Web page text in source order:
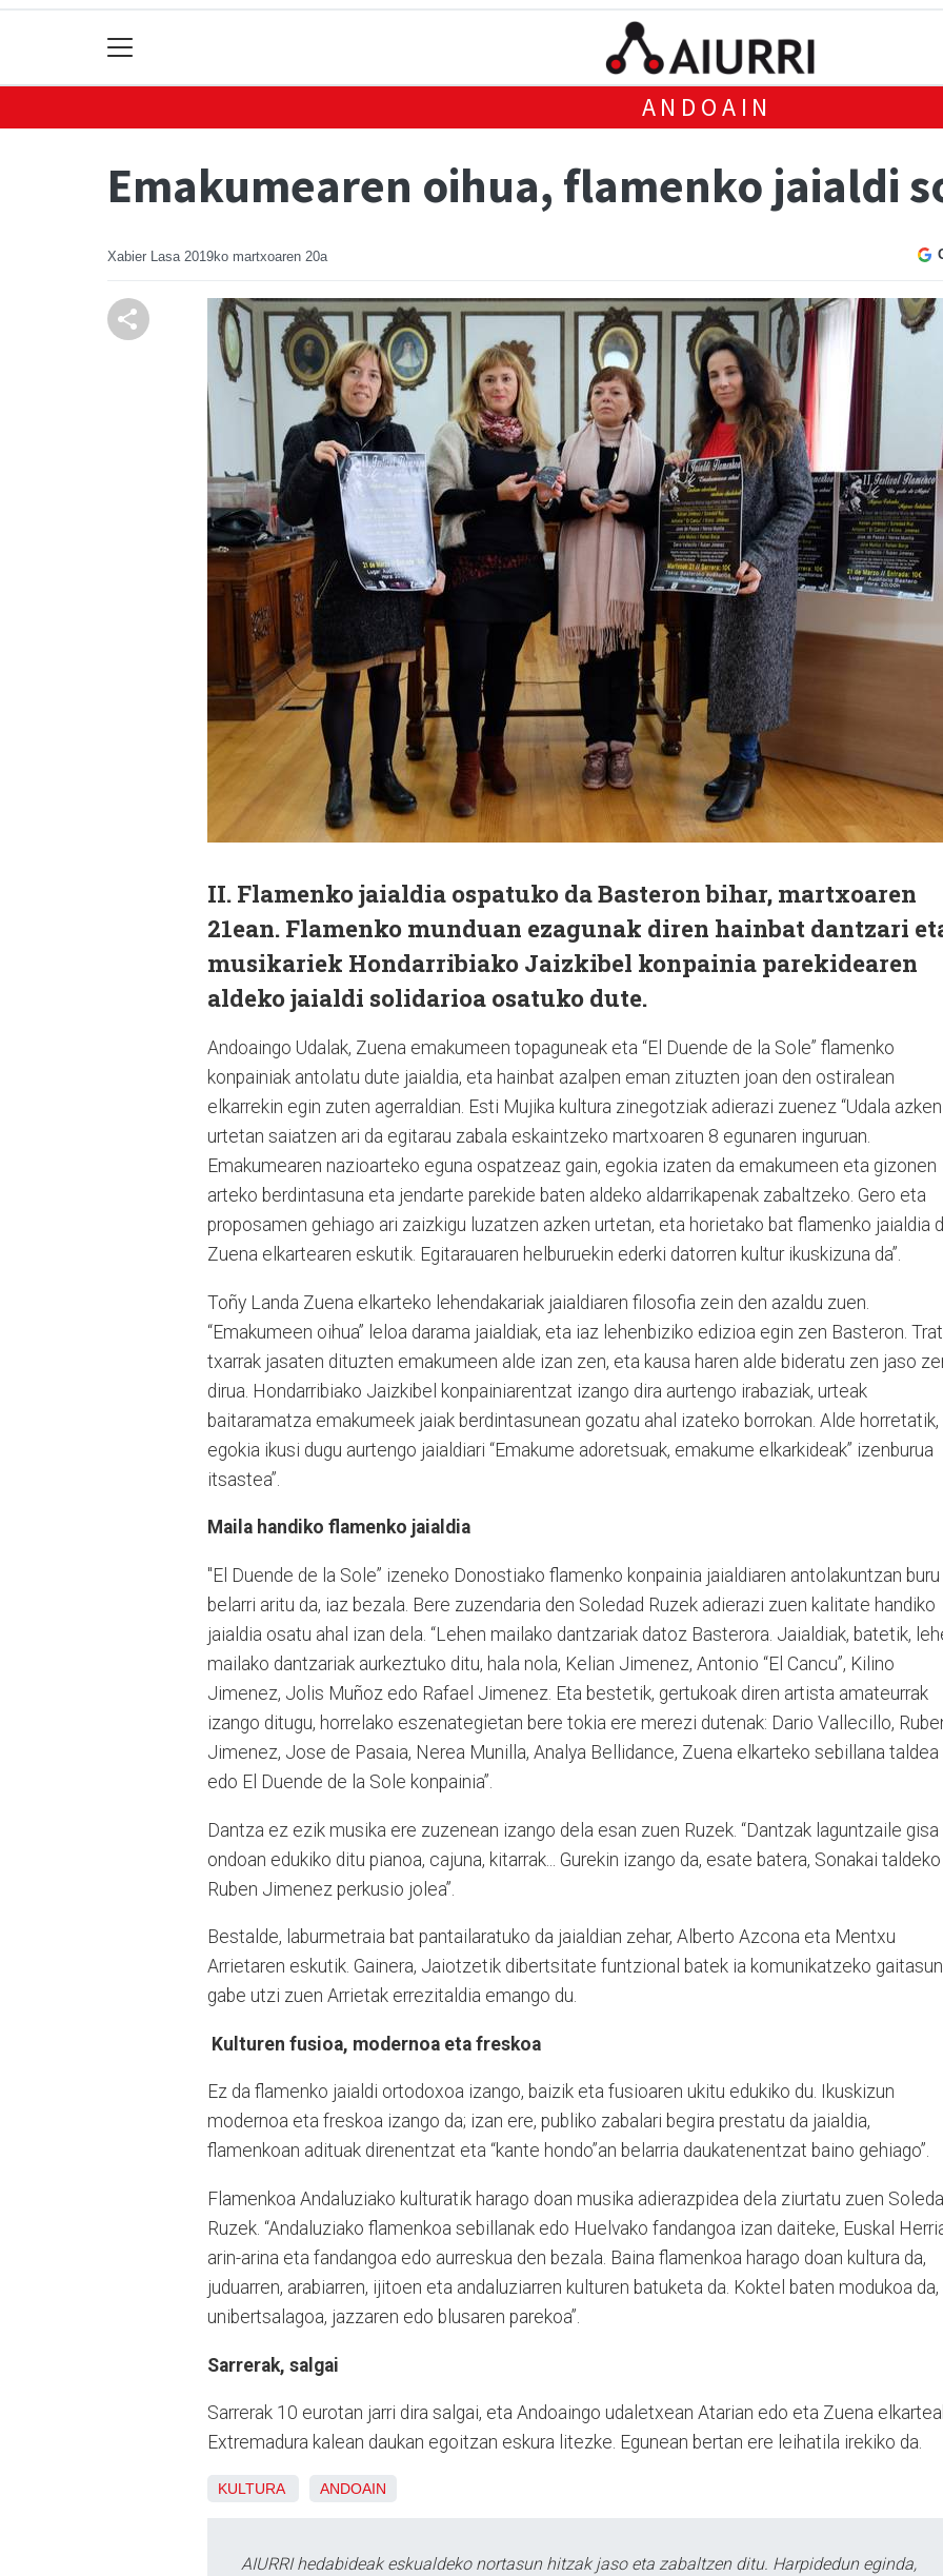
ANDOAIN
Emakumearen oihua, flamenko jaialdi
Xabier Lasa 2019ko martxoaren 20a
II. Flamenko jaialdia ospatuko da Basteron bihar, martxoaren
21ean. Flamenko munduan ezagunak diren hainbat dantzari
musikariek Hondarribiako Jaizkibel konpainia parekidearen
aldeko jaialdi solidarioa osatuko dute.
Andoaingo Udalak, Zuena emakumeen topaguneak eta “El Duende de la Sole” flamenko
konpainiak antolatu dute jaialdia, eta hainbat azalpen eman zituzten joan den ostiralean
elkarrekin egin zuten agerraldian. Esti Mujika kultura zinegotziak adierazi zuenez “Udala azken
urtetan saiatzen ari da egitarau zabala eskaintzeko martxoaren 8 egunaren inguruan.
Emakumearen nazioarteko eguna ospatzeaz gain, egokia izaten da emakumeen eta gizonen
arteko berdintasuna eta jendarte parekide baten aldeko aldarrikapenak zabaltzeko. Gero eta
proposamen gehiago ari zaizkigu luzatzen azken urtetan, eta horietako bat flamenko jaialdia
Zuena elkartearen eskutik. Egitarauaren helburuekin ederki datorren kultur ikuskizuna da”.
Toñy Landa Zuena elkarteko lehendakariak jaialdiaren filosofia zein den azaldu zuen.
“Emakumeen oihua” leloa darama jaialdiak, eta iaz lehenbiziko edizioa egin zen Basteron.
txarrak jasaten dituzten emakumeen alde izan zen, eta kausa haren alde bideratu zen jaso
dirua. Hondarribiako Jaizkibel konpainiarentzat izango dira aurtengo irabaziak, urteak
baitaramatza emakumeek jaiak berdintasunean gozatu ahal izateko borrokan. Alde horretatik,
egokia ikusi dugu aurtengo jaialdiari “Emakume adoretsuak, emakume elkarkideak” izenburua
itsastea”.
Maila handiko flamenko jaialdia
"El Duende de la Sole” izeneko Donostiako flamenko konpainia jaialdiaren antolakuntzan buru
belarri aritu da, iaz bezala. Bere zuzendaria den Soledad Ruzek adierazi zuen kalitate handiko
jaialdia osatu ahal izan dela. “Lehen mailako dantzariak datoz Basterora. Jaialdiak, batetik,
mailako dantzariak aurkeztuko ditu, hala nola, Kelian Jimenez, Antonio “El Cancu”, Kilino
Jimenez, Jolis Muñoz edo Rafael Jimenez. Eta bestetik, gertukoak diren artista amateurrak
izango ditugu, horrelako eszenategietan bere tokia ere merezi dutenak: Dario Vallecillo,
Jimenez, Jose de Pasaia, Nerea Munilla, Analya Bellidance, Zuena elkarteko sebillana taldea
edo El Duende de la Sole konpainia”.
Dantza ez ezik musika ere zuzenean izango dela esan zuen Ruzek. “Dantzak laguntzaile gisa
ondoan edukiko ditu pianoa, cajuna, kitarrak... Gurekin izango da, esate batera, Sonakai taldeko
Ruben Jimenez perkusio jolea”.
Bestalde, laburmetraia bat pantailaratuko da jaialdian zehar, Alberto Azcona eta Mentxu
Arrietaren eskutik. Gainera, Jaiotzetik dibertsitate funtzional batek ia komunikatzeko
gabe utzi zuen Arrietak errezitaldia emango du.
Kulturen fusioa, modernoa eta freskoa
Ez da flamenko jaialdi ortodoxoa izango, baizik eta fusioaren ukitu edukiko du. Ikuskizun
modernoa eta freskoa izango da; izan ere, publiko zabalari begira prestatu da jaialdia,
flamenkoan adituak direnentzat eta “kante hondo”an belarria daukatenentzat baino gehiago”.
Flamenkoa Andaluziako kulturatik harago doan musika adierazpidea dela ziurtatu zuen
Ruzek. “Andaluziako flamenkoa sebillanak edo Huelvako fandangoa izan daiteke, Euskal
arin-arina eta fandangoa edo aurreskua den bezala. Baina flamenkoa harago doan kultura da,
juduarren, arabiarren, ijitoen eta andaluziarren kulturen batuketa da. Koktel baten modukoa da,
unibertsalagoa, jazzaren edo blusaren parekoa”.
Sarrerak, salgai
Sarrerak 10 eurotan jarri dira salgai, eta Andoaingo udaletxean Atarian edo eta Zuena
Extremadura kalean daukan egoitzan eskura litezke. Egunean bertan ere leihatila irekiko da.
KULTURA ANDOAIN
AIURRI hedabideak eskualdeko nortasun hitzak jaso eta zabaltzen ditu. Harpidedun eginda,